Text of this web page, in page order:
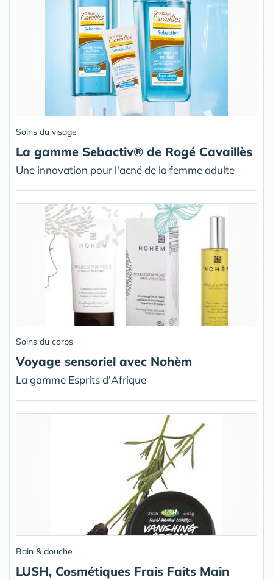
Soins du visage
La gamme Sebactiv® de Rogé Cavaillès
Une innovation pour l'acné de la femme adulte
Soins du corps
Voyage sensoriel avec Nohèm
La gamme Esprits d'Afrique
Bain & douche
LUSH, Cosmétiques Frais Faits Main